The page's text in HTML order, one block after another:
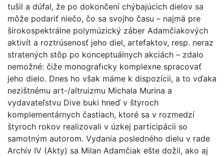
tušil a dúfal, že po dokončení chýbajúcich dielov sa
môže podariť niečo, čo sa svojho času – najmä pre
širokospektrálne polymúzický záber Adamčiakových
aktivít a roztrúsenosť jeho diel, artefaktov, resp. neraz
stratených stôp po konceptuálnych akciách – zdalo
nemožné: čiže monografıcky komplexne spracovať
jeho dielo. Dnes ho však máme k dispozícii, a to vďaka
nezištnému art-/altruizmu Michala Murina a
vydavateľstvu Dive buki hneď v štyroch
komplementárnych častiach, ktoré sa v rozmedzí
štyroch rokov realizovali v úzkej participácii so
samotným autorom. Vydania posledného dielu v rade
Archív IV (Akty) sa Milan Adamčiak ešte dožil, ako aj